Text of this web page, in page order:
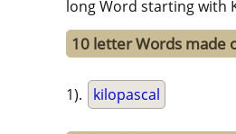
long Word starting with
10 letter Words made
1). kilopascal